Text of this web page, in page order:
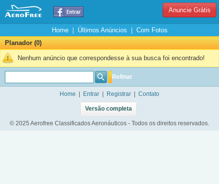
Anuncie Grátis
Home| Últimos Anúncios
Com Fotos
Planador (0)
Nenhum anúncio que correspondesse à sua busca foi encontrado!
Refinar
Home Entrar Registrar Contato
Versão completa
© 2025 Aerofree Classificados Aeronáuticos - Todos os direitos reservados.